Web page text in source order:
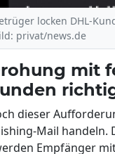
locken DHL-
privat/news.de
mit
dieser
Mail handeln.
Empfänger